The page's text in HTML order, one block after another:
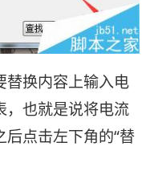
替换内容上输入电
，也就是说将电流
点击左下角的“替